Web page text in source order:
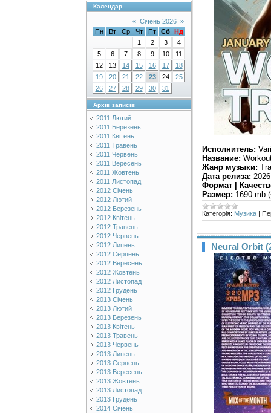
Календар
« Січень 2026 »
Пн
Вт Ср Чт Пт Сб Нд
1
2 3
4
5
6 7 8 9 10
11
12
13 14 15 16 17
18
19
20 21 22 23 24
25
26
27 28 29 30 31
Архів записів
2011 Лютий
2011 Березень
2011 Квітень
2011 Травень
2011 Червень
2011 Вересень
2011 Жовтень
2011 Листопад
2012 Січень
2012 Лютий
2012 Березень
2012 Квітень
2012 Травень
2012 Червень
2012 Липень
2012 Серпень
2012 Вересень
2012 Жовтень
2012 Листопад
2012 Грудень
2013 Січень
2013 Лютий
2013 Березень
2013 Квітень
2013 Травень
2013 Червень
2013 Липень
2013 Серпень
2013 Вересень
2013 Жовтень
2013 Листопад
2013 Грудень
2014 Січень
Исполнитель:
Название:
Жанр музыки:
Дата релиза: 2026
Формат |
Размер: 1690 mb
Категорія: Музика |
Neural Orbit